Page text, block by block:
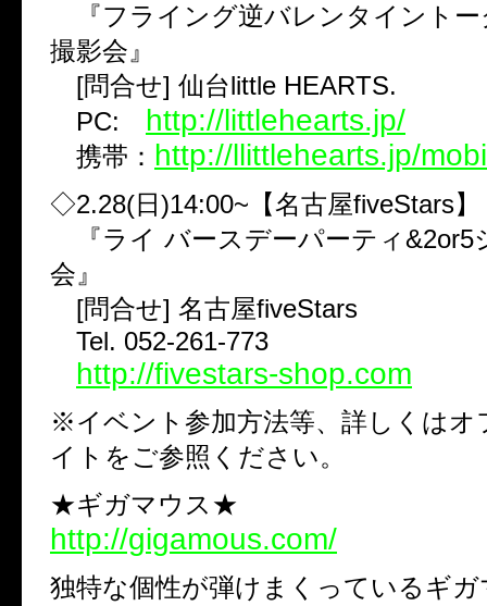
『フライング逆バレンタイントー
撮影会』
[問合せ] 仙台little HEARTS.
PC: http://littlehearts.jp/
携帯： http://llittlehearts.jp/
◇2.28(日)14:00~【名古屋fiveStars】
『ライ バースデーパーティ&2or5
会』
[問合せ] 名古屋fiveStars
Tel. 052-261-773
http://fivestars-shop.com
※イベント参加方法等、詳しくはオ
イトをご参照ください。
★ギガマウス★
http://gigamous.com/
独特な個性が弾けまくっているギ